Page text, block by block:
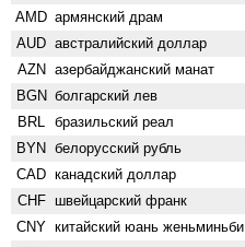
AMD армянский драм
AUD австралийский доллар
AZN азербайджанский манат
BGN болгарский лев
BRL бразильский реал
BYN белорусский рубль
CAD канадский доллар
CHF швейцарский франк
CNY китайский юань женьминьби